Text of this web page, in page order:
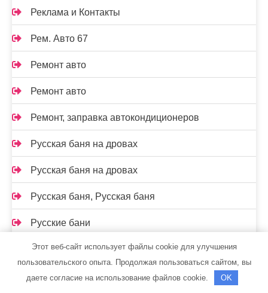
Реклама и Контакты
Рем. Авто 67
Ремонт авто
Ремонт авто
Ремонт, заправка автокондиционеров
Русская баня на дровах
Русская баня на дровах
Русская баня, Русская баня
Русские бани
Русь, спортивно-оздоровительный центр
РЦ Автодилер
Этот веб-сайт использует файлы cookie для улучшения
пользовательского опыта. Продолжая пользоваться сайтом, вы
даете согласие на использование файлов cookie.
OK